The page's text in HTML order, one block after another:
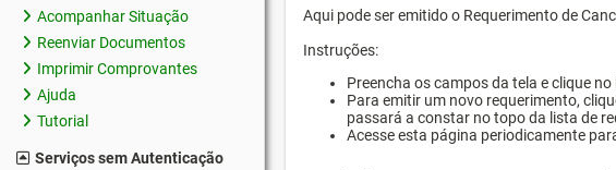
Acompanhar Situação
Reenviar Documentos
Imprimir Comprovantes
Ajuda
Tutorial
Serviços sem Autenticação
Aqui pode ser emitido o Requerimento de
Instruções:
Preencha os campos da tela e clique
Para emitir um novo requerimento,
passará a constar no topo da lista de
Acesse esta página periodicamente